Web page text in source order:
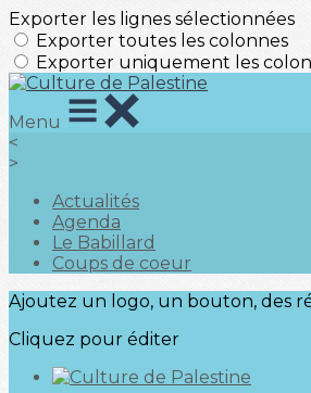
Exporter les lignes sélectionnées
Exporter toutes les colonnes
Exporter uniquement les
Menu
<
>
Actualités
Agenda
Le Babillard
Coups de coeur
Ajoutez un logo, un bouton, des
Cliquez pour éditer